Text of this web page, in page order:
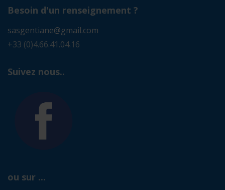
Besoin d'un renseignement ?
sasgentiane@gmail.com
+33 (0)4.66.41.04.16
Suivez nous..
ou sur ...